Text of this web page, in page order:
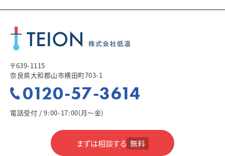
〒639-1115
奈良県大和郡山市横田町703-1
0120-57-3614
電話受付 / 9:00-17:00(月～金)
まずは相談する 無料